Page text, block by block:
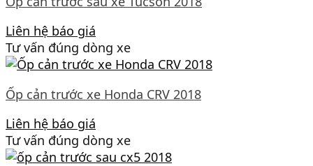
Liên hệ báo giá
Tư vấn đúng dòng xe
Ốp cản trước xe Honda CRV 2018
Liên hệ báo giá
Tư vấn đúng dòng xe